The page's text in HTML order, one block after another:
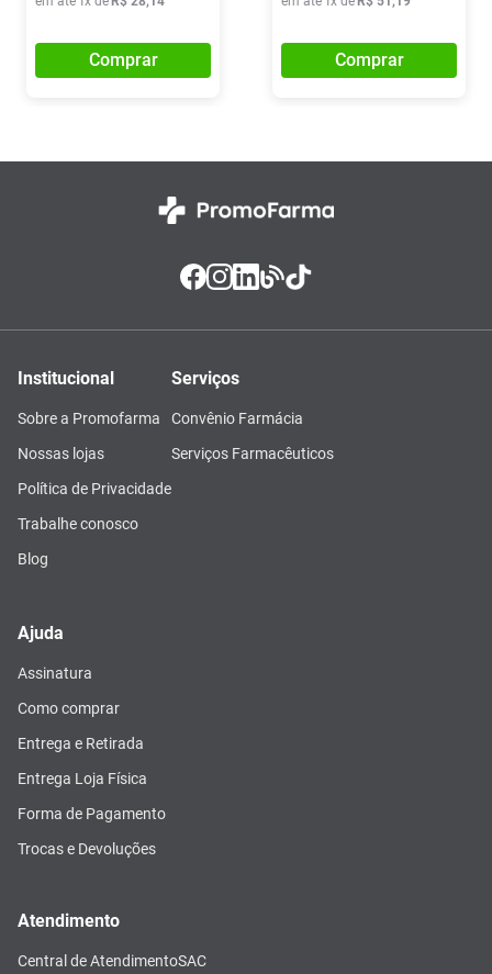
Comprar Comprar
Institucional
Sobre a Promofarma
Nossas lojas
Política de Privacidade
Trabalhe conosco
Blog
Serviços
Convênio Farmácia
Serviços Farmacêuticos
Ajuda
Assinatura
Como comprar
Entrega e Retirada
Entrega Loja Física
Forma de Pagamento
Trocas e Devoluções
Atendimento
Central de AtendimentoSAC